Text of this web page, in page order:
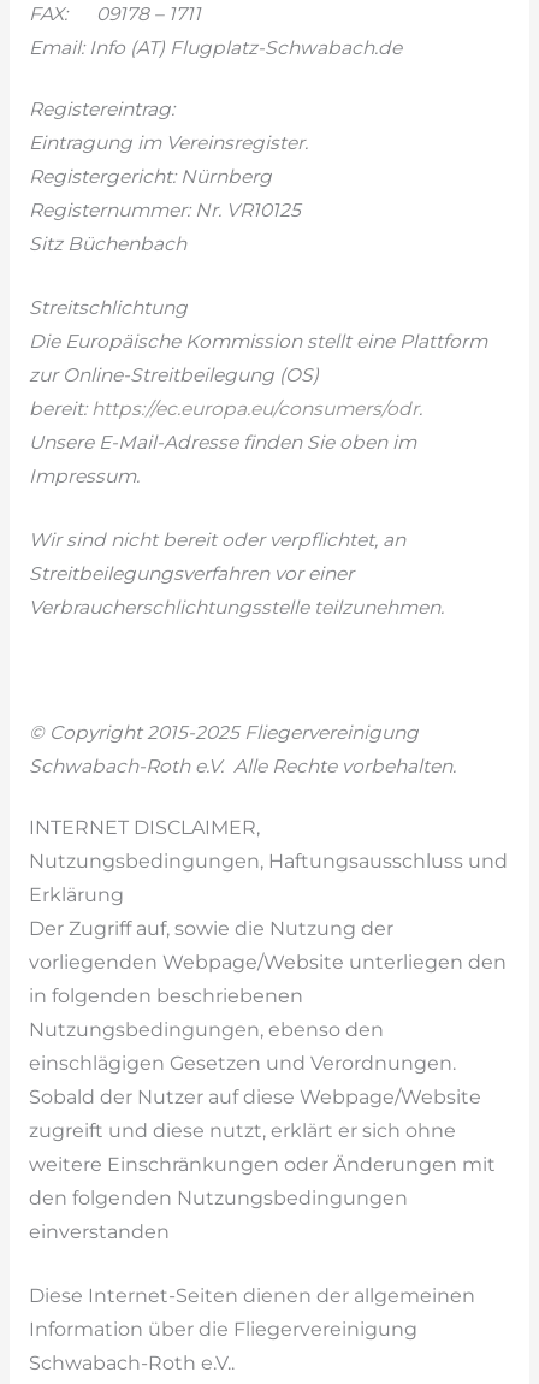
FAX: 09178 – 1711
Email: Info (AT) Flugplatz-Schwabach.de
Registereintrag:
Eintragung im Vereinsregister.
Registergericht: Nürnberg
Registernummer: Nr. VR10125
Sitz Büchenbach
Streitschlichtung
Die Europäische Kommission stellt eine Plattform
zur Online-Streitbeilegung (OS)
bereit:https://ec.europa.eu/consumers/odr.
Unsere E-Mail-Adresse finden Sie oben im
Impressum.
Wir sind nicht bereit oder verpflichtet, an
Streitbeilegungsverfahren vor einer
Verbraucherschlichtungsstelle teilzunehmen.
© Copyright 2015-2025 Fliegervereinigung
Schwabach-Roth e.V. Alle Rechte vorbehalten.
INTERNET DISCLAIMER,
Nutzungsbedingungen, Haftungsausschluss und
Erklärung
Der Zugriff auf, sowie die Nutzung der
vorliegenden Webpage/Website unterliegen den
in folgenden beschriebenen
Nutzungsbedingungen, ebenso den
einschlägigen Gesetzen und Verordnungen.
Sobald der Nutzer auf diese Webpage/Website
zugreift und diese nutzt, erklärt er sich ohne
weitere Einschränkungen oder Änderungen mit
den folgenden Nutzungsbedingungen
einverstanden
Diese Internet-Seiten dienen der allgemeinen
Information über die Fliegervereinigung
Schwabach-Roth e.V..